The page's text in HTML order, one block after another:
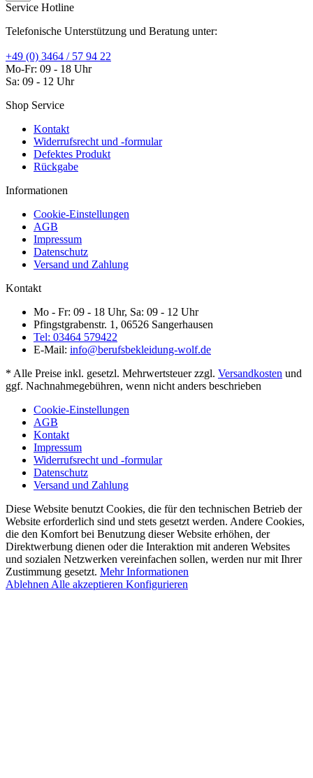
Service Hotline
Telefonische Unterstützung und Beratung unter:
+49 (0) 3464 / 57 94 22
Mo-Fr: 09 - 18 Uhr
Sa: 09 - 12 Uhr
Shop Service
Kontakt
Widerrufsrecht und -formular
Defektes Produkt
Rückgabe
Informationen
Cookie-Einstellungen
AGB
Impressum
Datenschutz
Versand und Zahlung
Kontakt
Mo - Fr: 09 - 18 Uhr, Sa: 09 - 12 Uhr
Pfingstgrabenstr. 1, 06526 Sangerhausen
Tel: 03464 579422
E-Mail: info@berufsbekleidung-wolf.de
* Alle Preise inkl. gesetzl. Mehrwertsteuer zzgl. Versandkosten und
ggf. Nachnahmegebühren, wenn nicht anders beschrieben
Cookie-Einstellungen
AGB
Kontakt
Impressum
Widerrufsrecht und -formular
Datenschutz
Versand und Zahlung
Diese Website benutzt Cookies, die für den technischen Betrieb der
Website erforderlich sind und stets gesetzt werden. Andere Cookies,
die den Komfort bei Benutzung dieser Website erhöhen, der
Direktwerbung dienen oder die Interaktion mit anderen Websites
und sozialen Netzwerken vereinfachen sollen, werden nur mit Ihrer
Zustimmung gesetzt. Mehr Informationen
Ablehnen Alle akzeptieren Konfigurieren